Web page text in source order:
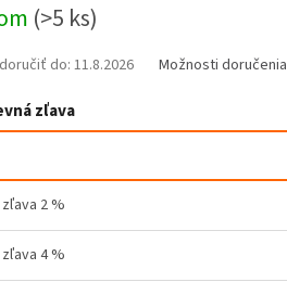
(>5 ks)
do: 11.8.2026 Možnosti doručenia
zľava
2 %
4 %